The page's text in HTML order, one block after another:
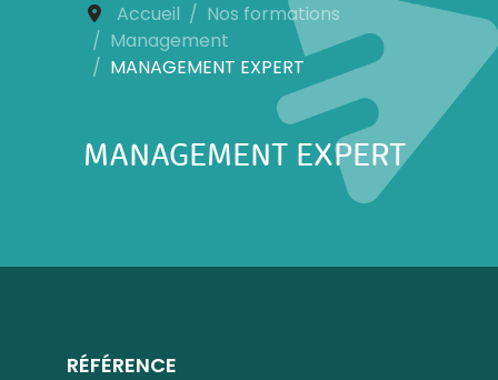
Accueil
Nos formations
Management
MANAGEMENT EXPERT
MANAGEMENT EXPERT
RÉFÉRENCE